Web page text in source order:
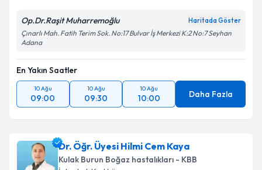
Op.Dr.Raşit Muharremoğlu Haritada Göster
Çınarlı Mah. Fatih Terim Sok. No:17 Bulvar İş Merkezi K:2 No:7 Seyhan
Adana
En Yakın Saatler
10 Ağu
09:00
10 Ağu
09:30
10 Ağu
10:00 Daha Fazla
Dr. Öğr. Üyesi Hilmi Cem Kaya
Kulak Burun Boğaz hastalıkları - KBB